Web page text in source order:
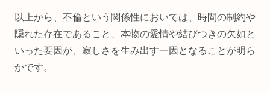
以上から、不倫という関係性においては、時間の制約や
隠れた存在であること、本物の愛情や結びつきの欠如と
いった要因が、寂しさを生み出す一因となることが明ら
かです。